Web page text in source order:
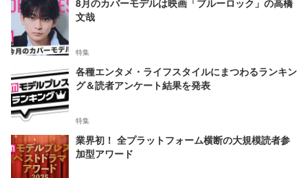
8月のカバーモデルは映画「ブルーロック」の高橋
文哉
特集
各種エンタメ・ライフスタイルにまつわるランキン
グ＆読者アンケート結果を発表
特集
業界初！ 全プラットフォーム横断の大規模読者参
加型アワード